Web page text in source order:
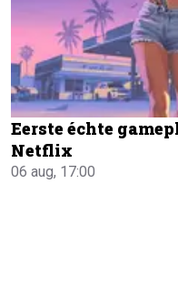
Eerste échte
Netflix
06 aug, 17:00